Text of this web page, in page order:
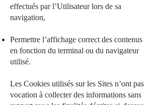
effectués par l’Utilisateur lors de sa
navigation,
Permettre l’affichage correct des contenus
en fonction du terminal ou du navigateur
utilisé.
Les Cookies utilisés sur les Sites n’ont pas
vocation à collecter des informations sans